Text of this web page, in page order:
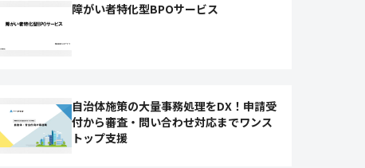
障がい者特化型BPOサービス
自治体施策の大量事務処理をDX！申請受
付から審査・問い合わせ対応までワンス
トップ支援